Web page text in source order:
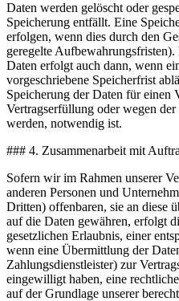
Daten werden gelöscht oder
Speicherung entfällt. Eine
erfolgen, wenn dies durch den
geregelte
Daten erfolgt auch dann, wenn
vorgeschriebene Speicherfrist
Speicherung der Daten für einen
Vertragserfüllung oder wegen
werden, notwendig ist.
### 4. Zusammenarbeit mit
Sofern wir im Rahmen unserer
anderen Personen und
Dritten) offenbaren, sie an diese
auf die Daten gewähren, erfolgt
gesetzlichen Erlaubnis, einer
wenn eine Übermittlung der
Zahlungsdienstleister) zur
eingewilligt haben, eine
auf der Grundlage unserer